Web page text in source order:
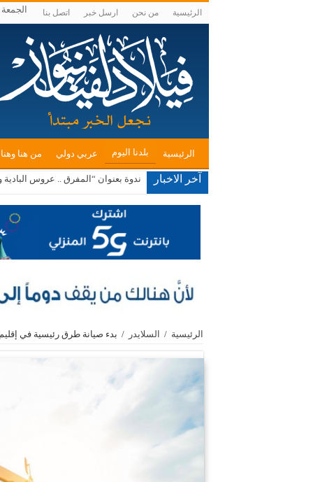
الرئيسية من نحن ارسل خبر اتصل بنا الجمعة ,
الرئيسية بلدنا اليوم عربي دولي من هنا
آخر الاخبار ندوة بعنوان “المفرق .. عروس البادية
جامعة مؤتة ومنتدى الفكر العربي
الرئيسية / السلايدر / بدء صيانة طرق رئيسية في